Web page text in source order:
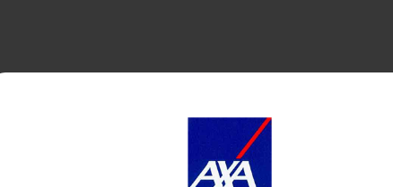
les conditions du partenariat, cliquez sur le logo